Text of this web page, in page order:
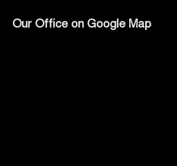
Our Office on Google Map